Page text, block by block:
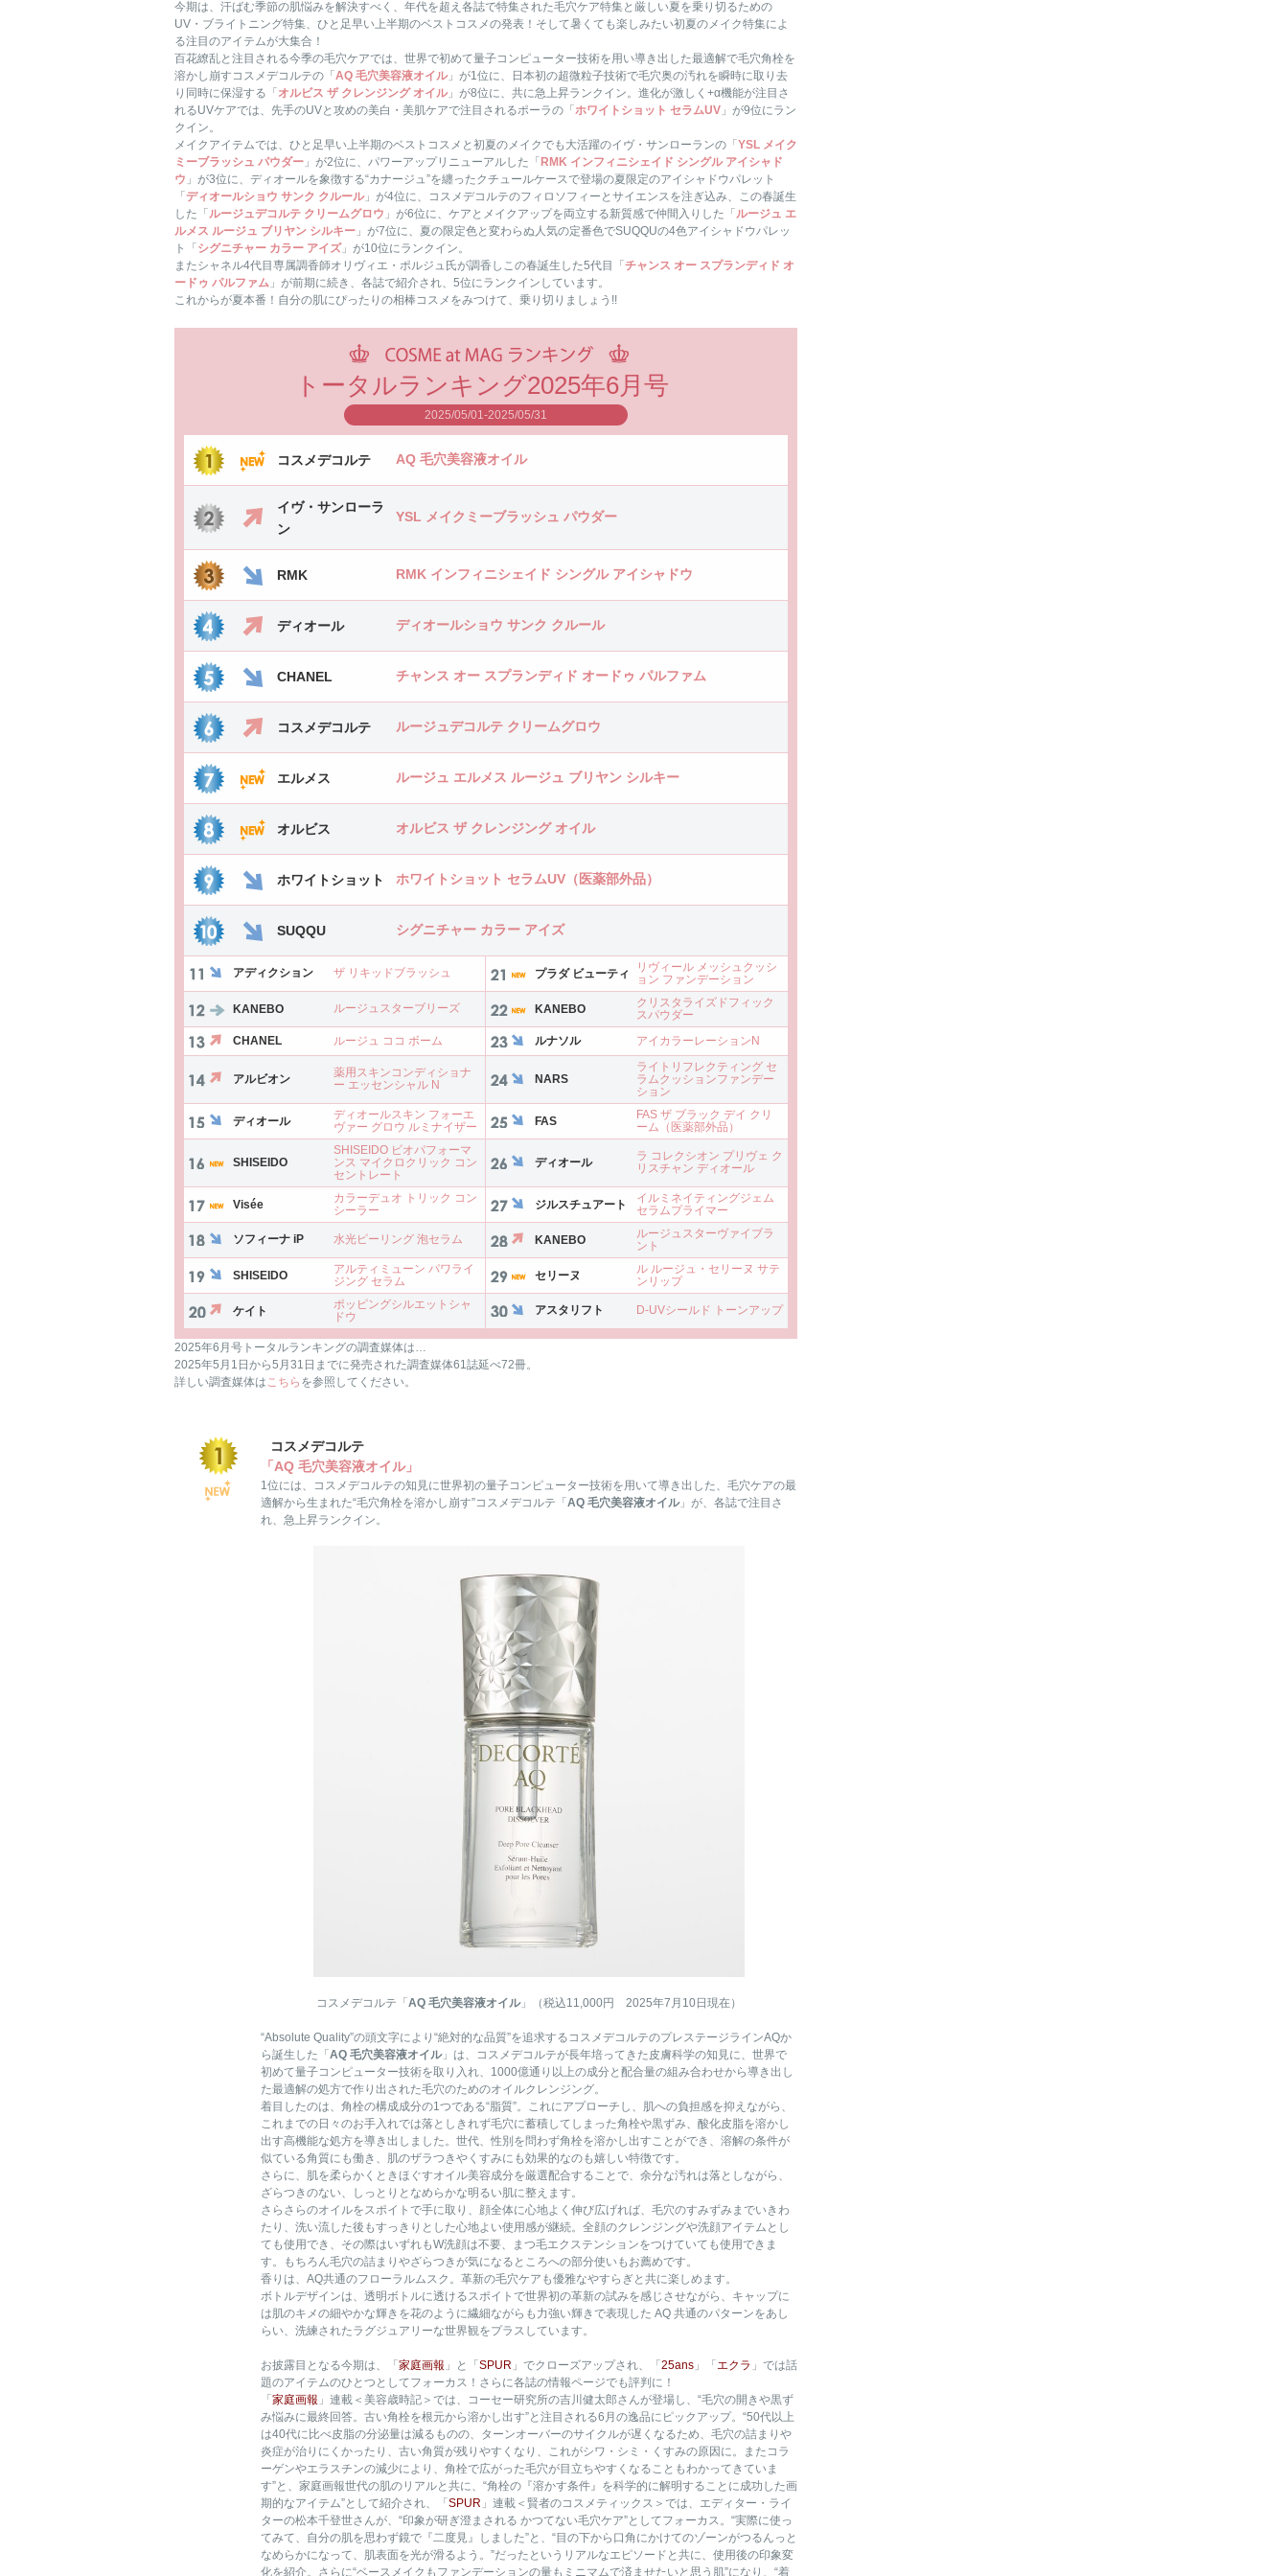
今期は、汗ばむ季節の肌悩みを解決すべく、年代を超え各誌で特集された毛穴ケア特集と厳しい夏を乗り切るための
UV・ブライトニング特集、ひと足早い上半期のベストコスメの発表！そして暑くても楽しみたい初夏のメイク特集によ
る注目のアイテムが大集合！
百花繚乱と注目される今季の毛穴ケアでは、世界で初めて量子コンピューター技術を用い導き出した最適解で毛穴角栓を
溶かし崩すコスメデコルテの「 AQ 毛穴美容液オイル」が1位に、日本初の超微粒子技術で毛穴奥の汚れを瞬時に取り去
り同時に保湿する「 オルビス ザ クレンジング オイル」が8位に、共に急上昇ランクイン。進化が激しく+α機能が注目さ
れるUVケアでは、先手のUVと攻めの美白・美肌ケアで注目されるポーラの「 ホワイトショット セラムUV 」が9位にラン
クイン。
メイクアイテムでは、ひと足早い上半期のベストコスメと初夏のメイクでも大活躍のイヴ・サンローランの「 YSL メイク
ミーブラッシュ パウダー 」が2位に、パワーアップリニューアルした「 RMK インフィニシェイド シングル アイシャド
ウ 」が3位に、ディオールを象徴する“カナージュ”を纏ったクチュールケースで登場の夏限定のアイシャドウパレット
「 ディオールショウ サンク クルール」が4位に、コスメデコルテのフィロソフィーとサイエンスを注ぎ込み、この春誕生
した「 ルージュデコルテ クリームグロウ 」が6位に、ケアとメイクアップを両立する新質感で仲間入りした「 ルージュ エ
ルメス ルージュ ブリヤン シルキー 」が7位に、夏の限定色と変わらぬ人気の定番色でSUQQUの4色アイシャドウパレッ
ト「 シグニチャー カラー アイズ」が10位にランクイン。
またシャネル4代目専属調香師オリヴィエ・ポルジュ氏が調香しこの春誕生した5代目「 チャンス オー スプランディド オ
ードゥ パルファム 」が前期に続き、各誌で紹介され、5位にランクインしています。
これからが夏本番！自分の肌にぴったりの相棒コスメをみつけて、乗り切りましょう!!
トータルランキング2025年6月号
2025/05/01-2025/05/31
コスメデコルテ AQ 毛穴美容液オイル
イヴ・サンローラ
ン
YSL メイクミーブラッシュ パウダー
RMK RMK インフィニシェイド シングル アイシャドウ
ディオール ディオールショウ サンク クルール
CHANEL チャンス オー スプランディド オードゥ パルファム
コスメデコルテ ルージュデコルテ クリームグロウ
エルメス ルージュ エルメス ルージュ ブリヤン シルキー
オルビス オルビス ザ クレンジング オイル
ホワイトショット ホワイトショット セラムUV（医薬部外品）
SUQQU シグニチャー カラー アイズ
アディクション ザ リキッドブラッシュ プラダ ビューティ
リヴィール メッシュクッシ
ョン ファンデーション
KANEBO ルージュスターブリーズ KANEBO
クリスタライズドフィック
スパウダー
CHANEL
ルージュ ココ ボーム ルナソル アイカラーレーションN
アルビオン
薬用スキンコンディショナ
ー エッセンシャル N
NARS
ライトリフレクティング セ
ラムクッションファンデー
ション
ディオール
ディオールスキン フォーエ
ヴァー グロウ ルミナイザー
FAS
FAS ザ ブラック デイ クリ
ーム（医薬部外品）
SHISEIDO
SHISEIDO ビオパフォーマ
ンス マイクロクリック コン
セントレート
ディオール
ラ コレクシオン プリヴェ ク
リスチャン ディオール
Visée
カラーデュオ トリック コン
シーラー
ジルスチュアート
イルミネイティングジェム
セラムプライマー
ソフィーナ iP 水光ピーリング 泡セラム KANEBO
ルージュスターヴァイブラ
ント
SHISEIDO
アルティミューン パワライ
ジング セラム
セリーヌ
ル ルージュ・セリーヌ サテ
ンリップ
ケイト
ポッピングシルエットシャ
ドウ
アスタリフト D-UVシールド トーンアップ
2025年6月号トータルランキングの調査媒体は…
2025年5月1日から5月31日までに発売された調査媒体61誌延べ72冊。
詳しい調査媒体はこちら を参照してください。
コスメデコルテ
「AQ 毛穴美容液オイル」
1位には、コスメデコルテの知見に世界初の量子コンピューター技術を用いて導き出した、毛穴ケアの最
適解から生まれた“毛穴角栓を溶かし崩す”コスメデコルテ「 AQ 毛穴美容液オイル」が、各誌で注目さ
れ、急上昇ランクイン。
コスメデコルテ「 AQ 毛穴美容液オイル」（税込11,000円 2025年7月10日現在）
“Absolute Quality”の頭文字により“絶対的な品質”を追求するコスメデコルテのプレステージラインAQか
ら誕生した「 AQ 毛穴美容液オイル」は、コスメデコルテが長年培ってきた皮膚科学の知見に、世界で
初めて量子コンピューター技術を取り入れ、1000億通り以上の成分と配合量の組み合わせから導き出し
た最適解の処方で作り出された毛穴のためのオイルクレンジング。
着目したのは、角栓の構成成分の1つである“脂質”。これにアプローチし、肌への負担感を抑えながら、
これまでの日々のお手入れでは落としきれず毛穴に蓄積してしまった角栓や黒ずみ、酸化皮脂を溶かし
出す高機能な処方を導き出しました。世代、性別を問わず角栓を溶かし出すことができ、溶解の条件が
似ている角質にも働き、肌のザラつきやくすみにも効果的なのも嬉しい特徴です。
さらに、肌を柔らかくときほぐすオイル美容成分を厳選配合することで、余分な汚れは落としながら、
ざらつきのない、しっとりとなめらかな明るい肌に整えます。
さらさらのオイルをスポイトで手に取り、顔全体に心地よく伸び広げれば、毛穴のすみずみまでいきわ
たり、洗い流した後もすっきりとした心地よい使用感が継続。全顔のクレンジングや洗顔アイテムとし
ても使用でき、その際はいずれもW洗顔は不要、まつ毛エクステンションをつけていても使用できま
す。もちろん毛穴の詰まりやざらつきが気になるところへの部分使いもお薦めです。
香りは、AQ共通のフローラルムスク。革新の毛穴ケアも優雅なやすらぎと共に楽しめます。
ボトルデザインは、透明ボトルに透けるスポイトで世界初の革新の試みを感じさせながら、キャップに
は肌のキメの細やかな輝きを花のように繊細ながらも力強い輝きで表現した AQ 共通のパターンをあし
らい、洗練されたラグジュアリーな世界観をプラスしています。
お披露目となる今期は、「 家庭画報 」と「 SPUR 」でクローズアップされ、「 25ans 」「 エクラ 」では話
題のアイテムのひとつとしてフォーカス！さらに各誌の情報ページでも評判に！
「 家庭画報 」連載＜美容歳時記＞では、コーセー研究所の吉川健太郎さんが登場し、“毛穴の開きや黒ず
み悩みに最終回答。古い角栓を根元から溶かし出す”と注目される6月の逸品にピックアップ。“50代以上
は40代に比べ皮脂の分泌量は減るものの、ターンオーバーのサイクルが遅くなるため、毛穴の詰まりや
炎症が治りにくかったり、古い角質が残りやすくなり、これがシワ・シミ・くすみの原因に。またコラ
ーゲンやエラスチンの減少により、角栓で広がった毛穴が目立ちやすくなることもわかってきていま
す”と、家庭画報世代の肌のリアルと共に、“角栓の『溶かす条件』を科学的に解明することに成功した画
期的なアイテム”として紹介され、「 SPUR 」連載＜賢者のコスメティックス＞では、エディター・ライ
ターの松本千登世さんが、“印象が研ぎ澄まされる かつてない毛穴ケア”としてフォーカス。“実際に使っ
てみて、自分の肌を思わず鏡で『二度見』しました”と、“目の下から口角にかけてのゾーンがつるんっと
なめらかになって、肌表面を光が滑るよう。”だったというリアルなエピソードと共に、使用後の印象変
化を紹介。さらに“ベースメイクもファンデーションの量もミニマムで済ませたいと思う肌”になり、“着